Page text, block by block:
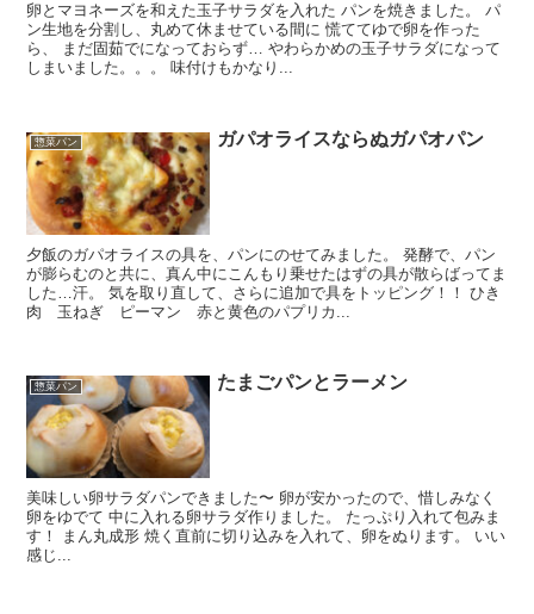
卵とマヨネーズを和えた玉子サラダを入れた パンを焼きました。 パ
ン生地を分割し、丸めて休ませている間に 慌ててゆで卵を作った
ら、 まだ固茹でになっておらず… やわらかめの玉子サラダになって
しまいました。。。 味付けもかなり...
惣菜パン ガパオライスならぬガパオパン
夕飯のガパオライスの具を、パンにのせてみました。 発酵で、パン
が膨らむのと共に、真ん中にこんもり乗せたはずの具が散らばってま
した…汗。 気を取り直して、さらに追加で具をトッピング！！ ひき
肉 玉ねぎ ピーマン 赤と黄色のパプリカ...
惣菜パン たまごパンとラーメン
美味しい卵サラダパンできました〜 卵が安かったので、惜しみなく
卵をゆでて 中に入れる卵サラダ作りました。 たっぷり入れて包みま
す！ まん丸成形 焼く直前に切り込みを入れて、卵をぬります。 いい
感じ...